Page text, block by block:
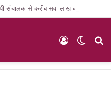
Switch
Log